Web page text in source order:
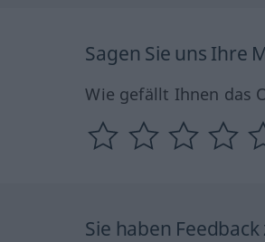
Sagen Sie uns Ihre
Wie gefällt Ihnen das
Sie haben